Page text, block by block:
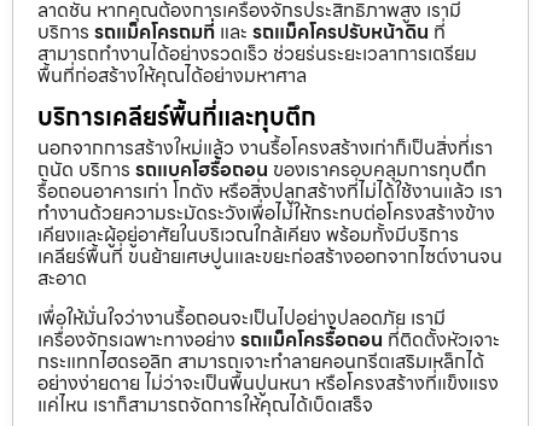
ลาดชัน หากคุณต้องการเครื่องจักรประสิทธิภาพสูง เรามี
บริการ รถแม็คโครถมที่ และ รถแม็คโครปรับหน้าดิน ที่
สามารถทำงานได้อย่างรวดเร็ว ช่วยร่นระยะเวลาการเตรียม
พื้นที่ก่อสร้างให้คุณได้อย่างมหาศาล
บริการเคลียร์พื้นที่และทุบตึก
นอกจากการสร้างใหม่แล้ว งานรื้อโครงสร้างเก่าก็เป็นสิ่งที่เรา
ถนัด บริการ รถแบคโฮรื้อถอน ของเราครอบคลุมการทุบตึก
รื้อถอนอาคารเก่า โกดัง หรือสิ่งปลูกสร้างที่ไม่ได้ใช้งานแล้ว เรา
ทำงานด้วยความระมัดระวังเพื่อไม่ให้กระทบต่อโครงสร้างข้าง
เคียงและผู้อยู่อาศัยในบริเวณใกล้เคียง พร้อมทั้งมีบริการ
เคลียร์พื้นที่ ขนย้ายเศษปูนและขยะก่อสร้างออกจากไซต์งานจน
สะอาด
เพื่อให้มั่นใจว่างานรื้อถอนจะเป็นไปอย่างปลอดภัย เรามี
เครื่องจักรเฉพาะทางอย่าง รถแม็คโครรื้อถอน ที่ติดตั้งหัวเจาะ
กระแทกไฮดรอลิก สามารถเจาะทำลายคอนกรีตเสริมเหล็กได้
อย่างง่ายดาย ไม่ว่าจะเป็นพื้นปูนหนา หรือโครงสร้างที่แข็งแรง
แค่ไหน เราก็สามารถจัดการให้คุณได้เบ็ดเสร็จ